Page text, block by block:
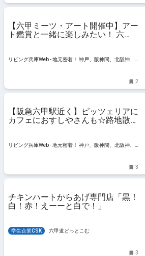
【六甲ミーツ・アート開催中】アー
ト鑑賞と一緒に楽しみたい！ 六
リビング兵庫Web - 地元密着！ 神戸、阪神間、北阪神、
2
【阪急六甲駅近く】ピッツェリアに
カフェにおすしやさんも☆路地散策
リビング兵庫Web - 地元密着！ 神戸、阪神間、北阪神、
3
チキンハートからあげ専門店「黒！
白！赤！えーーと白で！」
学生企業CSK 六甲道どっとこむ
3